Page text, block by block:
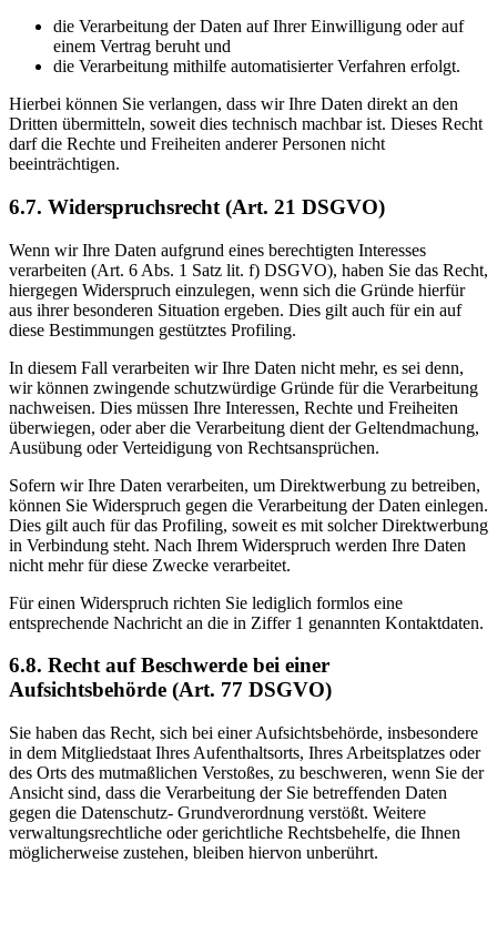
die Verarbeitung der Daten auf Ihrer Einwilligung oder auf
einem Vertrag beruht und
die Verarbeitung mithilfe automatisierter Verfahren erfolgt.
Hierbei können Sie verlangen, dass wir Ihre Daten direkt an den
Dritten übermitteln, soweit dies technisch machbar ist. Dieses Recht
darf die Rechte und Freiheiten anderer Personen nicht
beeinträchtigen.
6.7. Widerspruchsrecht (Art. 21 DSGVO)
Wenn wir Ihre Daten aufgrund eines berechtigten Interesses
verarbeiten (Art. 6 Abs. 1 Satz lit. f) DSGVO), haben Sie das Recht,
hiergegen Widerspruch einzulegen, wenn sich die Gründe hierfür
aus ihrer besonderen Situation ergeben. Dies gilt auch für ein auf
diese Bestimmungen gestütztes Profiling.
In diesem Fall verarbeiten wir Ihre Daten nicht mehr, es sei denn,
wir können zwingende schutzwürdige Gründe für die Verarbeitung
nachweisen. Dies müssen Ihre Interessen, Rechte und Freiheiten
überwiegen, oder aber die Verarbeitung dient der Geltendmachung,
Ausübung oder Verteidigung von Rechtsansprüchen.
Sofern wir Ihre Daten verarbeiten, um Direktwerbung zu betreiben,
können Sie Widerspruch gegen die Verarbeitung der Daten einlegen.
Dies gilt auch für das Profiling, soweit es mit solcher Direktwerbung
in Verbindung steht. Nach Ihrem Widerspruch werden Ihre Daten
nicht mehr für diese Zwecke verarbeitet.
Für einen Widerspruch richten Sie lediglich formlos eine
entsprechende Nachricht an die in Ziffer 1 genannten Kontaktdaten.
6.8. Recht auf Beschwerde bei einer
Aufsichtsbehörde (Art. 77 DSGVO)
Sie haben das Recht, sich bei einer Aufsichtsbehörde, insbesondere
in dem Mitgliedstaat Ihres Aufenthaltsorts, Ihres Arbeitsplatzes oder
des Orts des mutmaßlichen Verstoßes, zu beschweren, wenn Sie der
Ansicht sind, dass die Verarbeitung der Sie betreffenden Daten
gegen die Datenschutz- Grundverordnung verstößt. Weitere
verwaltungsrechtliche oder gerichtliche Rechtsbehelfe, die Ihnen
möglicherweise zustehen, bleiben hiervon unberührt.